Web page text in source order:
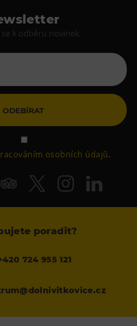
k odběru novinek.
ODEBÍRAT
osobních údajů.
poradit?
724 955 121